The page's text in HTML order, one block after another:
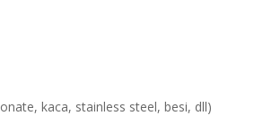
kaca, stainless steel, besi, dll)